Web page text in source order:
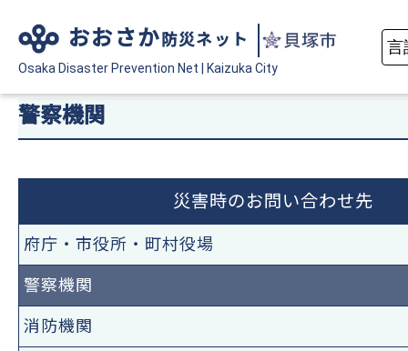
おおさか 防災ネット
Osaka Disaster Prevention Net Kaizuka City
警察機関
災害時のお問い合わせ先
府庁・市役所・町村役場
警察機関
消防機関